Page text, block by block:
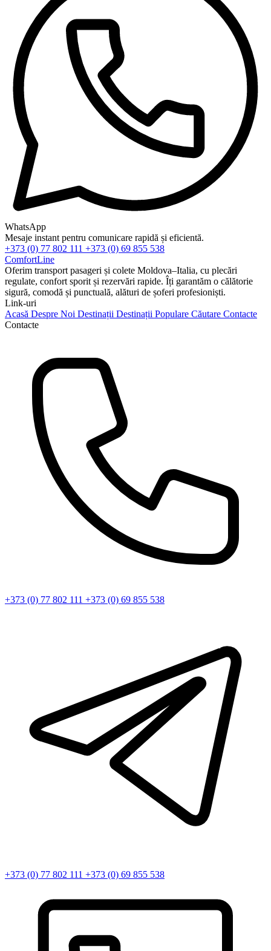
WhatsApp
Mesaje instant pentru comunicare rapidă și eficientă.
+373 (0) 77 802 111 +373 (0) 69 855 538
ComfortLine
Oferim transport pasageri și colete Moldova–Italia, cu plecări
regulate, confort sporit și rezervări rapide. Îți garantăm o călătorie
sigură, comodă și punctuală, alături de șoferi profesioniști.
Link-uri
Acasă Despre Noi Destinații Destinații Populare Căutare Contacte
Contacte
+373 (0) 77 802 111 +373 (0) 69 855 538
+373 (0) 77 802 111 +373 (0) 69 855 538